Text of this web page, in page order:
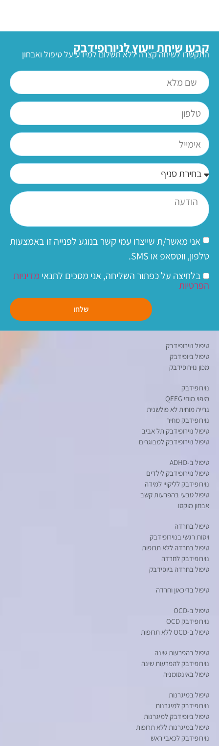
קבעו שיחת ייעוץ לניורופידבק
התקשרו לשיחה קצרה ללא תשלום למידע על טיפול ואבחון
אני מאשר/ת שייצרו עמי קשר בנוגע לפנייה זו באמצעות
טלפון, ווטסאפ או SMS.
בלחיצה על כפתור השליחה, אני מסכים לתנאי מדיניות
הפרטיות
שלחו
טיפול נוירופידבק
טיפול ביופידבק
מכון נוירופידבק
נוירופידבק
מיפוי מוחי QEEG
גרייה מוחית לא פולשנית
נוירופידבק מחיר
טיפול נוירופידבק תל אביב
טיפול נוירופידבק למבוגרים
טיפול ב-ADHD
טיפול נוירופידבק לילדים
נוירופידבק לליקויי למידה
טיפול טבעי בהפרעות קשב
אבחון מוקסו
טיפול בחרדה
ויסות רגשי בנוירופידבק
טיפול בחרדה ללא תרופות
נוירופידבק לחרדה
טיפול בחרדה ביופידבק
טיפול בדיכאון וחרדה
טיפול ב-OCD
נוירופידבק OCD
טיפול ב-OCD ללא תרופות
טיפול בהפרעות שינה
נוירופידבק להפרעות שינה
טיפול באינסומניה
טיפול במיגרנות
נוירופידבק למיגרנות
טיפול ביופידבק למיגרנות
טיפול במיגרנות ללא תרופות
נוירופידבק לכאבי ראש